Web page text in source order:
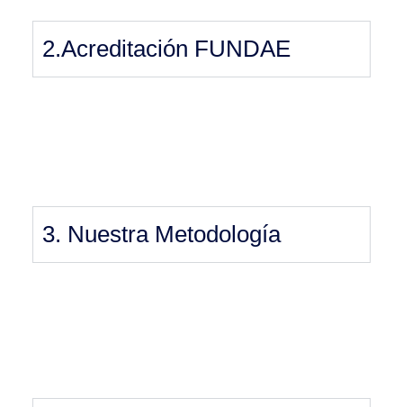
2.Acreditación FUNDAE
3. Nuestra Metodología